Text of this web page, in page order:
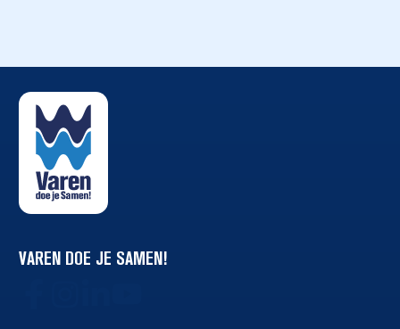
VAREN DOE JE SAMEN!